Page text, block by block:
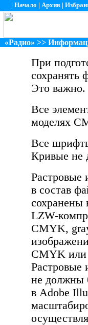
Начало Архив
«Радио» >>
При
сохранять
Это важно.
Все
моделях
Все
Кривые не
Растровые
в состав
сохранены
LZW-
CMYK,
CMYK или
Растровые
не должны
в Adobe